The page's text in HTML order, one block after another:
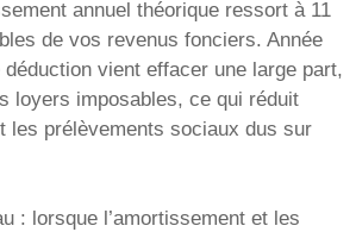
annuel théorique ressort à 11
de vos revenus fonciers. Année
vient effacer une large part,
loyers imposables, ce qui réduit
les prélèvements sociaux dus sur
: lorsque l’amortissement et les